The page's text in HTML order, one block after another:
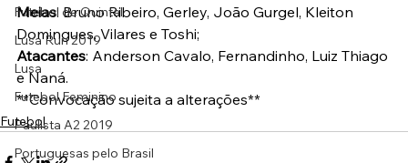
Futebol de Quintal
Lusa Run 2019
Lusa
Futebol Feminino
Paulista A2 2019
Portuguesas pelo Brasil
Meias: Bruno Ribeiro, Gerley, João Gurgel, Kleiton
Domingues, Vilares e Toshi;
Atacantes: Anderson Cavalo, Fernandinho, Luiz Thiago
e Naná.
**Convocação sujeita a alterações**
Futebol